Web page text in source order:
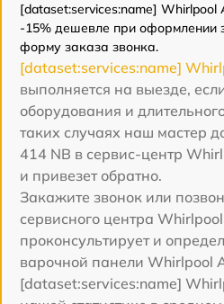
[dataset:services:name] Whirlpool
-15% дешевле при оформлении
форму заказа звонка.
[dataset:services:name]
выполняется на выезде,
оборудования и
таких случаях наш мастер
414 NB в сервис-центр
и привезет обратно.
Закажите звонок или
сервисного центра
проконсультирует и
варочной панели Whirlpool
[dataset:services:name]